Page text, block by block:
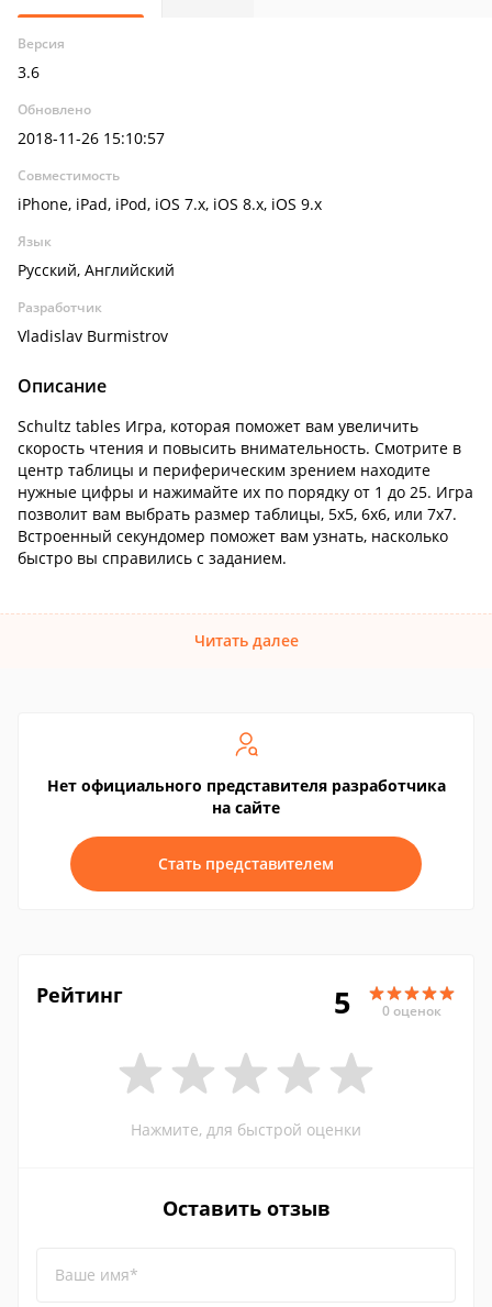
Версия
3.6
Обновлено
2018-11-26 15:10:57
Совместимость
iPhone, iPad, iPod, iOS 7.x, iOS 8.x, iOS 9.x
Язык
Русский, Английский
Разработчик
Vladislav Burmistrov
Описание
Schultz tables Игра, которая поможет вам увеличить
скорость чтения и повысить внимательность. Смотрите в
центр таблицы и периферическим зрением находите
нужные цифры и нажимайте их по порядку от 1 до 25. Игра
позволит вам выбрать размер таблицы, 5х5, 6x6, или 7x7.
Встроенный секундомер поможет вам узнать, насколько
быстро вы справились с заданием.
Читать далее
Нет официального представителя разработчика
на сайте
Стать представителем
Рейтинг 5 0 оценок
Нажмите, для быстрой оценки
Оставить отзыв
Ваше имя*